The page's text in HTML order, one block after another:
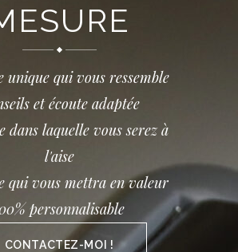
unique qui vous ressemble
et écoute adaptée
dans laquelle vous serez à
l'aise
qui vous mettra en valeur
personnalisable
CONTACTEZ-MOI !